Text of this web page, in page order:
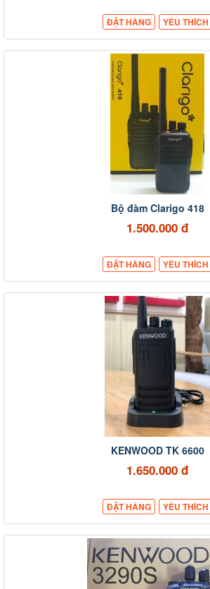
ĐẶT HÀNG YÊU THÍCH
Bộ đàm Clarigo 418
1.500.000 đ
ĐẶT HÀNG YÊU THÍCH
KENWOOD TK 6600
1.650.000 đ
ĐẶT HÀNG YÊU THÍCH